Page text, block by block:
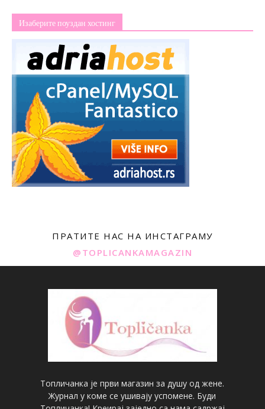
Изаберите поуздан хостинг
ПРАТИТЕ НАС НА ИНСТАГРАМУ
@TOPLICANKAMAGAZIN
Топличанка је први магазин за душу од жене.
Журнал у коме се ушивају успомене. Буди